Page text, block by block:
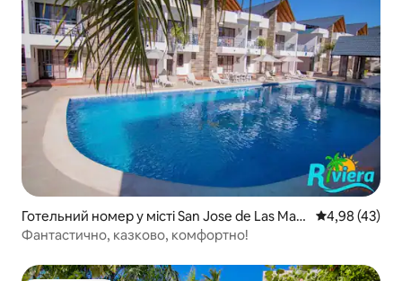
Готельний номер у місті San Jose de Las Mata
s
Середня
4,98 (43)
Фантастично, казково, комфортно!